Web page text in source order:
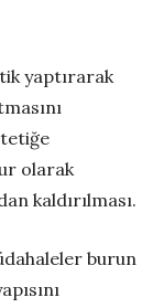
yaptırarak
olarak
kaldırılması.
burun